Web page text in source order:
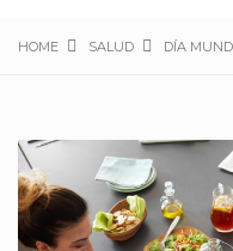
HOME SALUD DÍA